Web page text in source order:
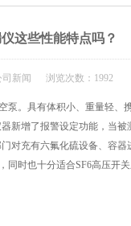
这些性能特点吗？
司新闻 浏览次数：1992
泵。具有体积小、重量轻、
新增了报警设定功能，当
对充有六氟化硫设备、容
时也十分适合SF6高压开